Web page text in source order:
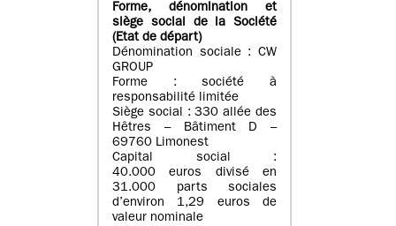
Forme, dénomination et
siège social de la Société
(Etatde départ)
Dénomination sociale : CW
GROUP
Forme : société à
responsabilité limitée
Siège social : 330 allée des
Hêtres – Bâtiment D –
69760 Limonest
Capital social :
40.000 euros divisé en
31.000 parts sociales
d’environ 1,29 euros de
valeur nominale